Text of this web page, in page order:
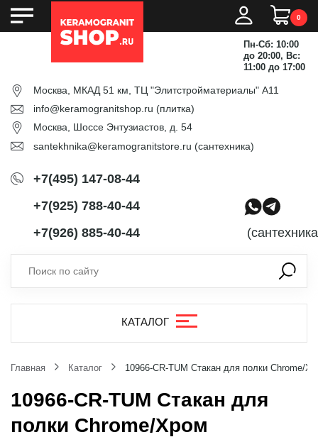
0
Пн-Сб: 10:00
до 20:00, Вс:
11:00 до 17:00
Москва, МКАД 51 км, ТЦ "Элитстройматериалы" А11
info@keramogranitshop.ru (плитка)
Москва, Шоссе Энтузиастов, д. 54
santekhnika@keramogranitstore.ru (сантехника)
+7(495) 147-08-44
+7(925) 788-40-44
+7(926) 885-40-44
КАТАЛОГ
Главная Каталог 10966-CR-TUM Стакан для полки Chrome/
10966-CR-TUM Стакан для
полки Chrome/Хром